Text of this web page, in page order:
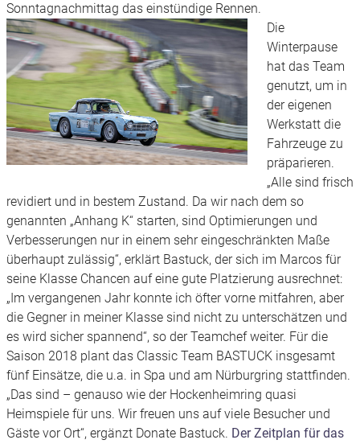
Sonntagnachmittag das einstündige Rennen.
Die
Winterpause
hat das Team
genutzt, um in
der eigenen
Werkstatt die
Fahrzeuge zu
präparieren.
„Alle sind frisch
revidiert und in bestem Zustand. Da wir nach dem so
genannten „Anhang K“ starten, sind Optimierungen und
Verbesserungen nur in einem sehr eingeschränkten Maße
überhaupt zulässig“, erklärt Bastuck, der sich im Marcos für
seine Klasse Chancen auf eine gute Platzierung ausrechnet:
„Im vergangenen Jahr konnte ich öfter vorne mitfahren, aber
die Gegner in meiner Klasse sind nicht zu unterschätzen und
es wird sicher spannend“, so der Teamchef weiter. Für die
Saison 2018 plant das Classic Team BASTUCK insgesamt
fünf Einsätze, die u.a. in Spa und am Nürburgring stattfinden.
„Das sind – genauso wie der Hockenheimring quasi
Heimspiele für uns. Wir freuen uns auf viele Besucher und
Gäste vor Ort“, ergänzt Donate Bastuck. Der Zeitplan für das